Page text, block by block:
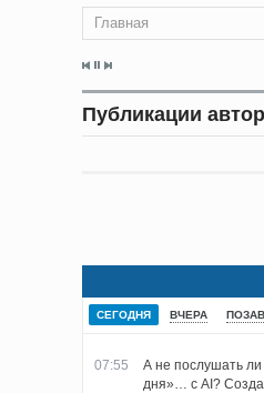
Главная
Публикации
СЕГОДНЯ ВЧЕРА
07:55
А не послушать
дня»… с AI?